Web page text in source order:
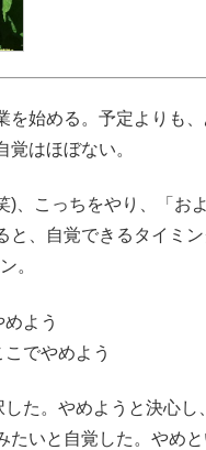
を始める。予定よりも
はほぼない。
、こっちをやり、「お
、自覚できるタイミン
。
よう
でやめよう
た。やめようと決心し
いと自覚した。やめと